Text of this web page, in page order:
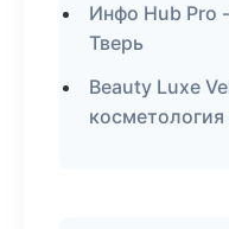
Инфо Hub Pro
Тверь
Beauty Luxe